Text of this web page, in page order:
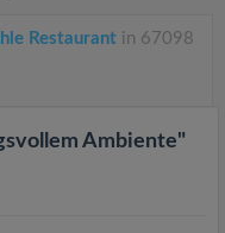
Restaurant in 67098
Ambiente"